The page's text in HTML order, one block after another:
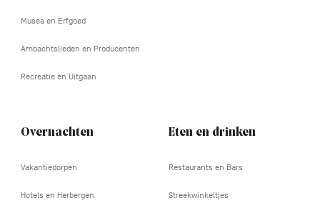
Musea en Erfgoed
Ambachtslieden en Producenten
Recreatie en Uitgaan
Overnachten
Vakantiedorpen
Hotels en Herbergen
Eten en drinken
Restaurants en Bars
Streekwinkeltjes